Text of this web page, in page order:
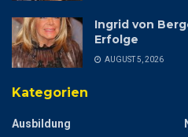
Ingrid von
Erfolge
AUGUST 5, 2026
Kategorien
Ausbildung